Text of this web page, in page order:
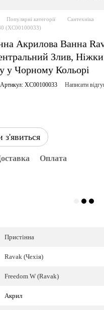
Популярні категорії Сантехніка
(XC00100033)
Акрилова Ванна
Злив,
у Чорному Кольорі
Артикул: XC00100033 Написати
з'явиться
Оплата
Пристінна
Ravak (Чехія)
Freedom W (Ravak)
Акрил